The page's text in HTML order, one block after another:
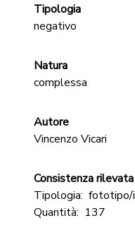
Tipologia
negativo
Natura
complessa
Autore
Vincenzo Vicari
Consistenza rilevata
Tipologia: fototipo/i
Quantità: 137